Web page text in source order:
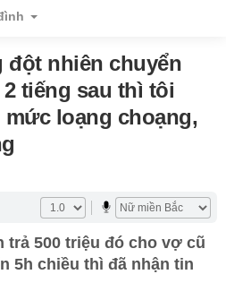
đột nhiên chuyển
tiếng sau thì tôi
loạng choạng,
trả 500 triệu đó cho vợ cũ
5h chiều thì đã nhận tin